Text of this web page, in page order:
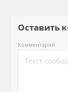
Оставить
Комментарий